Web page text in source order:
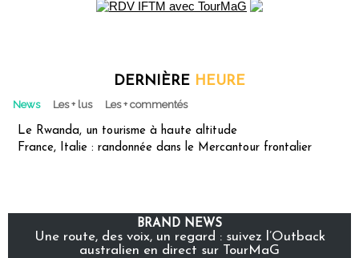
DERNIÈRE HEURE
News Les + lus Les + commentés
Le Rwanda, un tourisme à haute altitude
France, Italie : randonnée dans le Mercantour frontalier
BRAND NEWS
Une route, des voix, un regard : suivez l’Outback
australien en direct sur TourMaG